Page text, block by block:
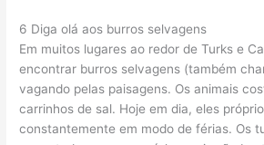
6 Diga olá aos burros selvagens
Em muitos lugares ao redor de Turks e
encontrar burros selvagens (também
vagando pelas paisagens. Os animais
carrinhos de sal. Hoje em dia, eles
constantemente em modo de férias. Os